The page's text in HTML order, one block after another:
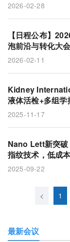
2026-02-28
【日程公布】
泡前沿与转化大
演讲，就在3月
2026-02-11
Kidney
液体活检+多组
制，机器学习实现
2025-11-17
Nano Lett新突
指纹技术，低成
能癌症精准诊断
2025-09-22
< 1
最新会议